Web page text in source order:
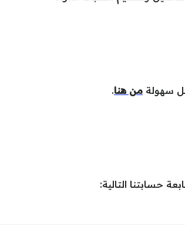
سهولة من هنا.
حسابتنا التالية: